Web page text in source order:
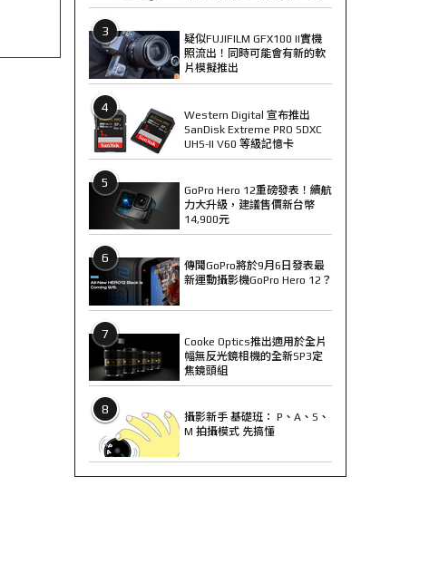
3
疑似FUJIFILM GFX100 II實機
照流出！同時可能會有新的軟
片模擬推出
4
Western Digital 宣布推出
SanDisk Extreme PRO SDXC
UHS-II V60 等級記憶卡
5
GoPro Hero 12重磅發表！續航
力大升級，建議售價新台幣
14,900元
6
傳聞GoPro將於9月6日發表最
新運動攝影機GoPro Hero 12？
7
Cooke Optics推出適用於全片
幅無反光鏡相機的全新SP3定
焦鏡頭組
8
攝影新手 基礎班： P、A、S、
M 拍攝模式 先搞懂